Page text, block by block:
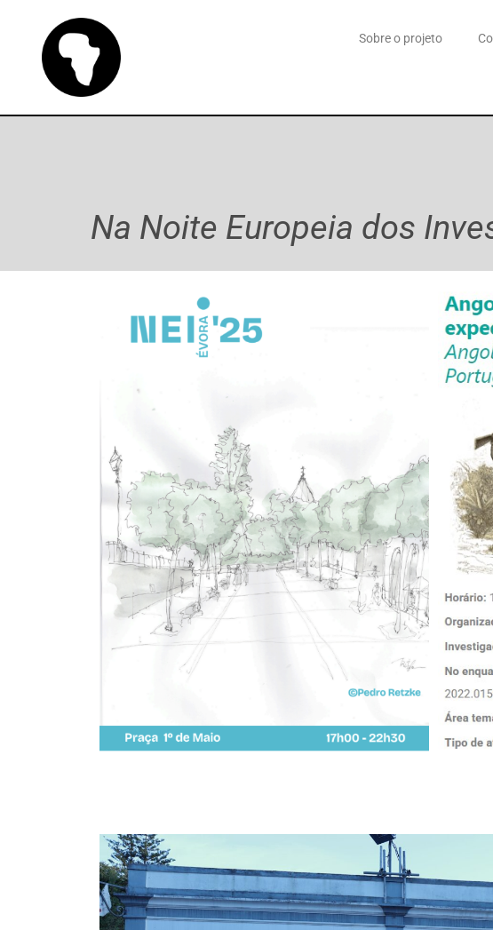
Sobre o projeto
Na Noite Europeia dos